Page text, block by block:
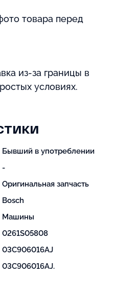
товара перед
из-за границы в
условиях.
Бывший в употреблении
-
Оригинальная запчасть
Bosch
Машины
0261S05808
03C906016AJ
03C906016AJ.